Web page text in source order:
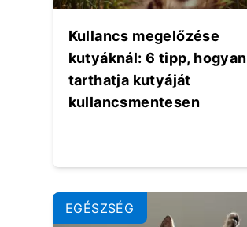
Kullancs megelőzése
kutyáknál: 6 tipp, hogyan
tarthatja kutyáját
kullancsmentesen
EGÉSZSÉG